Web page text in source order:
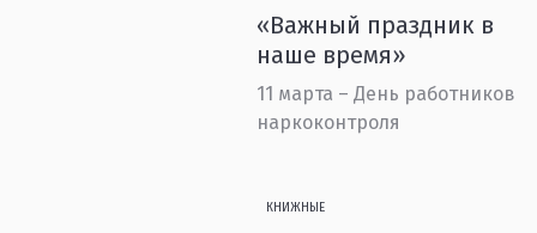
«Важный праздник в
наше время»
11 марта – День работников
наркоконтроля
КНИЖНЫЕ